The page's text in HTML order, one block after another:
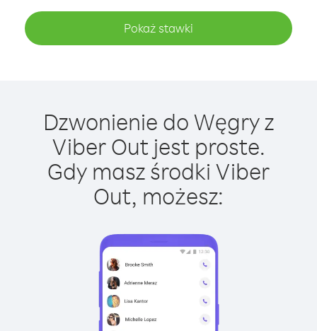
Pokaż stawki
Dzwonienie do Węgry z
Viber Out jest proste.
Gdy masz środki Viber
Out, możesz: